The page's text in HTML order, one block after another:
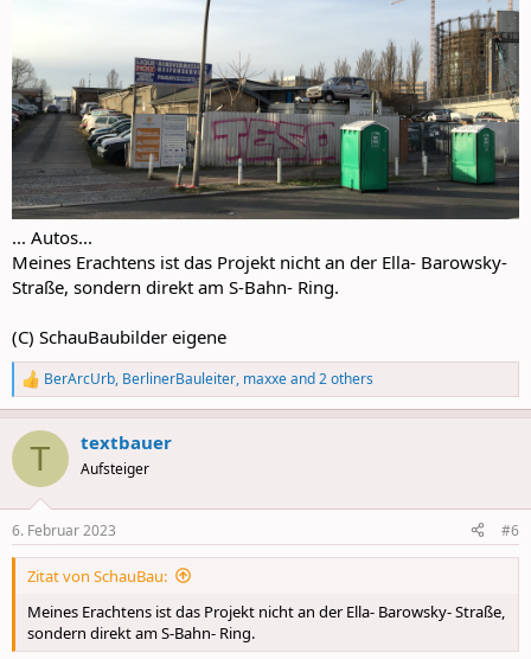
... Autos...
Meines Erachtens ist das Projekt nicht an der Ella- Barowsky-
Straße, sondern direkt am S-Bahn- Ring.
(C) SchauBaubilder eigene
R
e
a
c
i
s
:
BerArcUrb, BerlinerBauleiter, maxxeand 2 others
T textbauer
Aufsteiger
6. Februar 2023 #6
Zitat von SchauBau:
Meines Erachtens ist das Projekt nicht an der Ella- Barowsky- Straße,
sondern direkt am S-Bahn- Ring.